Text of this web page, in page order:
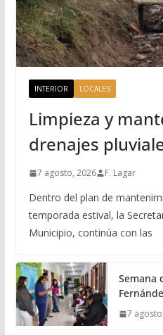
INTERIOR LOCALES
Limpieza y
drenajes
7 agosto, 2026 F. Lagar
Dentro del plan de
temporada estival, la
Municipio, continúa con las
Semana
7